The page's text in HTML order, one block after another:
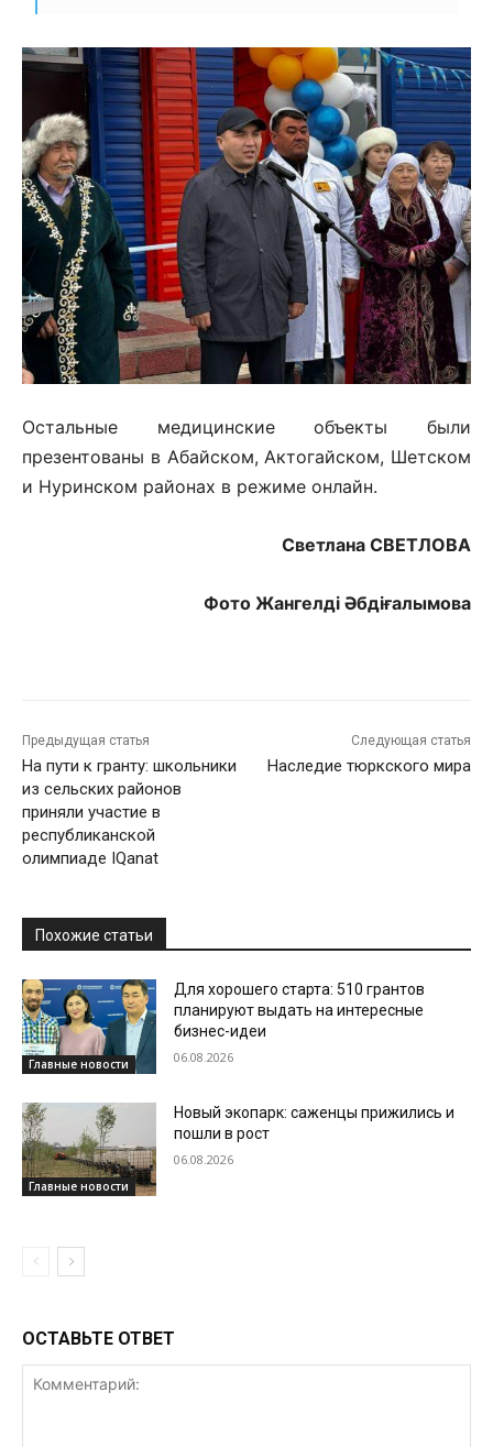
Остальные медицинские объекты были
презентованы в Абайском, Актогайском, Шетском
и Нуринском районах в режиме онлайн.
Светлана СВЕТЛОВА
Фото Жангелдi Әбдіғалымова
Предыдущая статья
На пути к гранту: школьники
из сельских районов
приняли участие в
республиканской
олимпиаде IQanat
Следующая статья
Наследие тюркского мира
Похожие статьи
Главные новости
Для хорошего старта: 510 грантов
планируют выдать на интересные
бизнес-идеи
06.08.2026
Главные новости
Новый экопарк: саженцы прижились и
пошли в рост
06.08.2026
ОСТАВЬТЕ ОТВЕТ